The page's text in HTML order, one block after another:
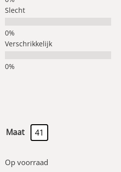
Slecht
Verschrikkelijk
Maat 41
Op voorraad